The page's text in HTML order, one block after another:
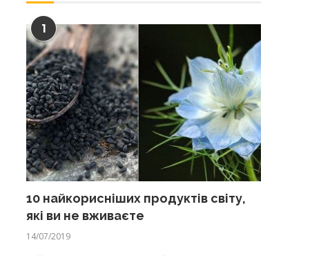
1
10 найкорисніших продуктів світу,
які ви не вживаєте
14/07/2019